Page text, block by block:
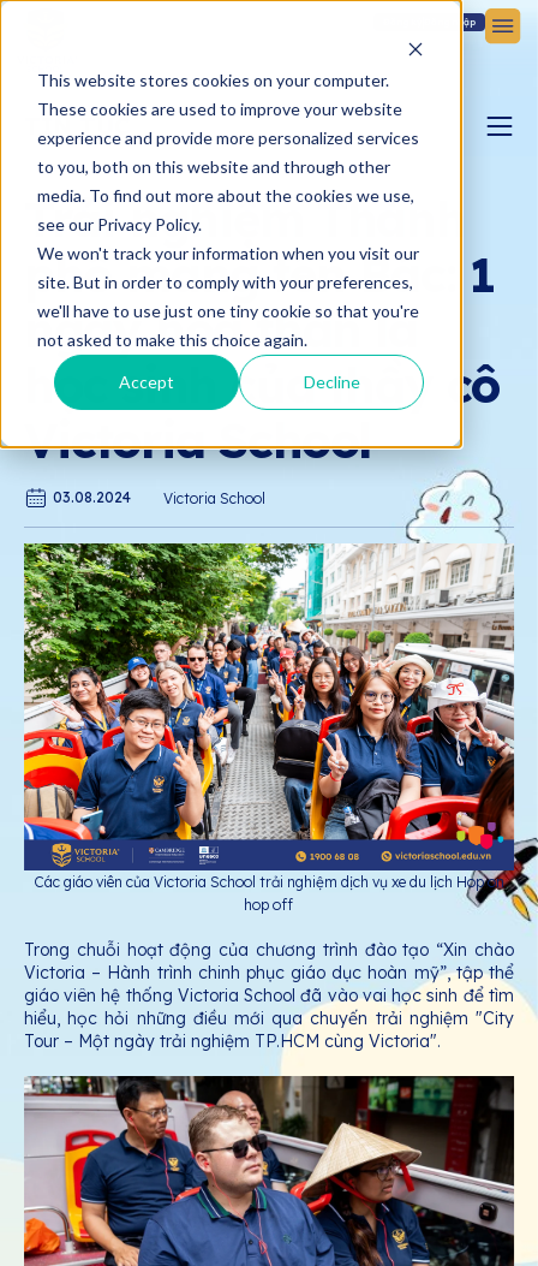
This website stores cookies on your computer.
These cookies are used to improve your website
experience and provide more personalized services
to you, both on this website and through other
media. To find out more about the cookies we use,
see our Privacy Policy.
We won't track your information when you visit our
site. But in order to comply with your preferences,
we'll have to use just one tiny cookie so that you're
not asked to make this choice again.
Accept Decline
Đăng nhập
TIN TỨC
BLOG YÊU CON
BẢN TIN VICTORIA
Trải nghiệm Thành
phố mang tên Bác: 1
ngày hóa thân là
học sinh của thầy cô
Victoria School
03.08.2024 Victoria School
Các giáo viên của Victoria School trải nghiệm dịch vụ xe du lịch Hop on
hop off
Trong chuỗi hoạt động của chương trình đào tạo “Xin chào
Victoria – Hành trình chinh phục giáo dục hoàn mỹ”, tập thể
giáo viên hệ thống Victoria School đã vào vai học sinh để tìm
hiểu, học hỏi những điều mới qua chuyến trải nghiệm "City
Tour – Một ngày trải nghiệm TP.HCM cùng Victoria".